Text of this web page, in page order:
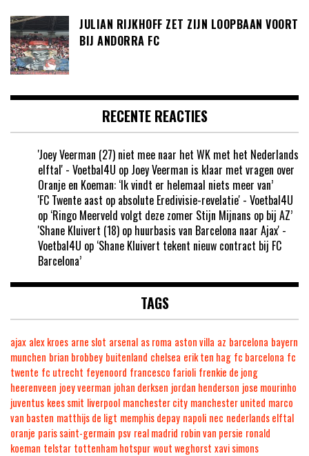
JULIAN RIJKHOFF ZET ZIJN LOOPBAAN VOORT
BIJ ANDORRA FC
RECENTE REACTIES
'Joey Veerman (27) niet mee naar het WK met het Nederlands
elftal' - Voetbal4U op Joey Veerman is klaar met vragen over
Oranje en Koeman: ‘Ik vindt er helemaal niets meer van’
'FC Twente aast op absolute Eredivisie-revelatie' - Voetbal4U
op ‘Ringo Meerveld volgt deze zomer Stijn Mijnans op bij AZ’
'Shane Kluivert (18) op huurbasis van Barcelona naar Ajax' -
Voetbal4U op ‘Shane Kluivert tekent nieuw contract bij FC
Barcelona’
TAGS
ajax alex kroes arne slot arsenal as roma aston villa az barcelona bayern
munchen brian brobbey buitenland chelsea erik ten hag fc barcelona fc
twente fc utrecht feyenoord francesco farioli frenkie de jong
heerenveen joey veerman johan derksen jordan henderson jose mourinho
juventus kees smit liverpool manchester city manchester united marco
van basten matthijs de ligt memphis depay napoli nec nederlands elftal
oranje paris saint-germain psv real madrid robin van persie ronald
koeman telstar tottenham hotspurwout weghorst xavi simons